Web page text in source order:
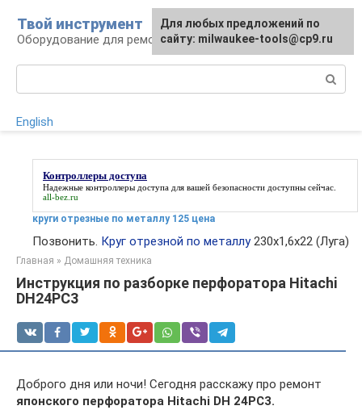
контенту
Твой инструмент
Оборудование для ремонтных работ
English
Контроллеры доступа
Надежные контроллеры доступа для вашей безопасности доступны сейчас.
all-bez.ru
круги отрезные по металлу 125 цена
Позвонить. Круг отрезной по металлу230х1,6х22 (Луга)
Главная » Домашняя техника
Инструкция по разборке перфоратора Hitachi
DH24PC3
Доброго дня или ночи! Сегодня расскажу про ремонт
японского перфоратора Hitachi DH 24PC3.
Для любых предложений по
сайту: milwaukee-tools@cp9.ru